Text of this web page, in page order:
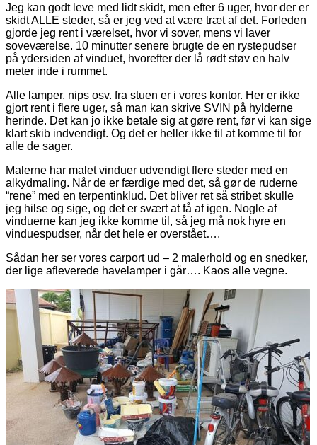
Jeg kan godt leve med lidt skidt, men efter 6 uger, hvor der er
skidt ALLE steder, så er jeg ved at være træt af det. Forleden
gjorde jeg rent i værelset, hvor vi sover, mens vi laver
soveværelse. 10 minutter senere brugte de en rystepudser
på ydersiden af vinduet, hvorefter der lå rødt støv en halv
meter inde i rummet.
Alle lamper, nips osv. fra stuen er i vores kontor. Her er ikke
gjort rent i flere uger, så man kan skrive SVIN på hylderne
herinde. Det kan jo ikke betale sig at gøre rent, før vi kan sige
klart skib indvendigt. Og det er heller ikke til at komme til for
alle de sager.
Malerne har malet vinduer udvendigt flere steder med en
alkydmaling. Når de er færdige med det, så gør de ruderne
“rene” med en terpentinklud. Det bliver ret så stribet skulle
jeg hilse og sige, og det er svært at få af igen. Nogle af
vinduerne kan jeg ikke komme til, så jeg må nok hyre en
vinduespudser, når det hele er overstået….
Sådan her ser vores carport ud – 2 malerhold og en snedker,
der lige afleverede havelamper i går…. Kaos alle vegne.